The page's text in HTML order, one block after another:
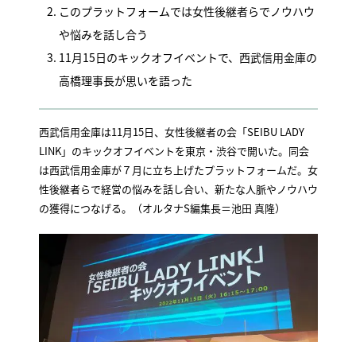
このプラットフォームでは女性後継者らでノウハウ
や悩みを話し合う
11月15日のキックオフイベントで、西武信用金庫の
高橋理事長が思いを語った
西武信用金庫は11月15日、女性後継者の会「SEIBU LADY
LINK」のキックオフイベントを東京・渋谷で開いた。同会
は西武信用金庫が７月に立ち上げたプラットフォームだ。女
性後継者らで経営の悩みを話し合い、新たな人脈やノウハウ
の獲得につなげる。（オルタナS編集長＝池田 真隆）